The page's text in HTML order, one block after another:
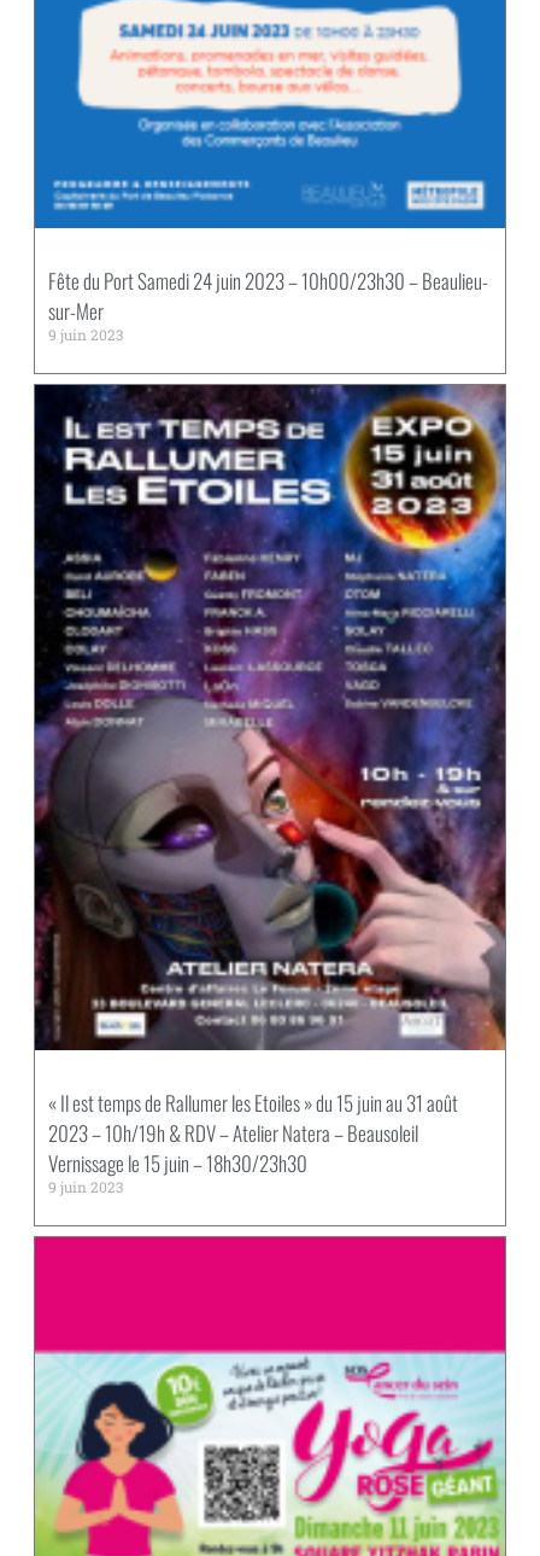
Fête du Port Samedi 24 juin 2023 – 10h00/23h30 – Beaulieu-
sur-Mer
9 juin 2023
« Il est temps de Rallumer les Etoiles » du 15 juin au 31 août
2023 – 10h/19h & RDV – Atelier Natera – Beausoleil
Vernissage le 15 juin – 18h30/23h30
9 juin 2023